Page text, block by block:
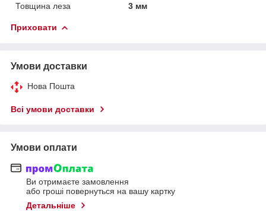
Товщина леза
3 мм
Приховати
Умови доставки
Нова Пошта
Всі умови доставки
Умови оплати
Ви отримаєте замовлення
або гроші повернуться на вашу картку
Детальніше